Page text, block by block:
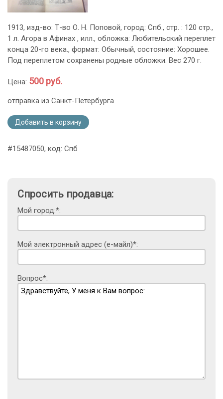
1913, изд-во: Т-во О. Н. Поповой, город: Спб., стр. : 120 стр.,
1 л. Агора в Афинах , илл., обложка: Любительский переплет
конца 20-го века., формат: Обычный, состояние: Хорошее.
Под переплетом сохранены родные обложки. Вес 270 г.
Цена: 500 руб.
отправка из Санкт-Петербурга
Добавить в корзину
#15487050, код: Спб
Спросить продавца:
Мой город:*:
Мой электронный адрес (е-майл)*:
Вопрос*: